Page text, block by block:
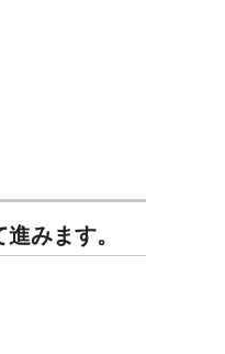
みます。